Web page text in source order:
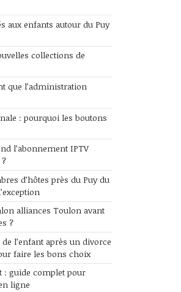
aux enfants autour du Puy
collections de
que l’administration
: pourquoi les boutons
l’abonnement IPTV
d’hôtes près du Puy du
alliances Toulon avant
?
l’enfant après un divorce
faire les bons choix
: guide complet pour
ligne